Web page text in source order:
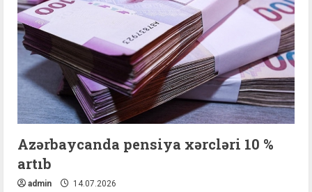
Azərbaycanda pensiya xərcləri 10 %
artıb
admin 14.07.2026